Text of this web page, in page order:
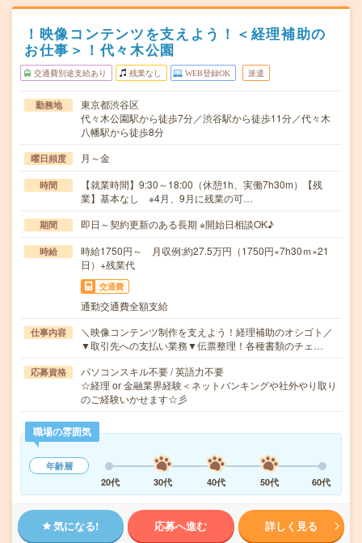
！映像コンテンツを支えよう！＜経理補助の
お仕事＞！代々木公園
交通費別途支給あり 残業なし WEB登録OK 派遣
勤務地
東京都渋谷区
代々木公園駅から徒歩7分／渋谷駅から徒歩11分／代々木
八幡駅から徒歩8分
曜日頻度 月～金
時間
【就業時間】9:30～18:00（休憩1h、実働7h30m）【残
業】基本なし ※4月、9月に残業の可…
期間 即日～契約更新のある長期 ※開始日相談OK♪
時給
時給1750円～ 月収例:約27.5万円（1750円×7h30ｍ×21
日）+残業代
交通費
通勤交通費全額支給
仕事内容
＼映像コンテンツ制作を支えよう！経理補助のオシゴト／
▼取引先への支払い業務▼伝票整理！各種書類のチェ…
応募資格
パソコンスキル不要 / 英語力不要
☆経理 or 金融業界経験＜ネットバンキングや社外やり取り
のご経験いかせます☆彡
職場の雰囲気
年齢層
20代
30代 40代 50代 60代
気になる! 応募へ進む 詳しく見る